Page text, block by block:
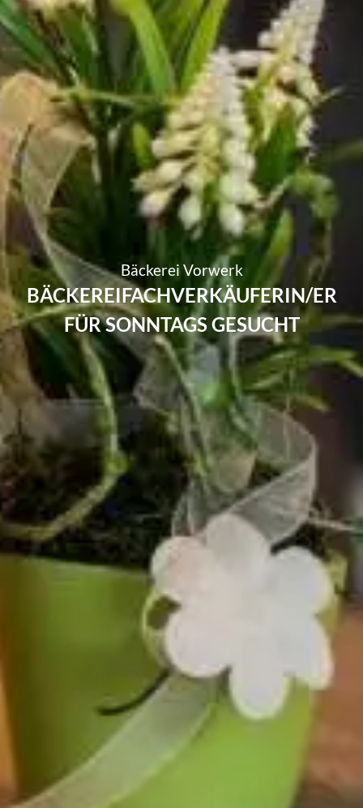
Bäckerei Vorwerk
BÄCKEREIFACHVERKÄUFERIN/ER
FÜR SONNTAGS GESUCHT